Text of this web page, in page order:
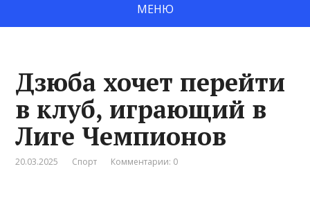
МЕНЮ
Дзюба хочет перейти
в клуб, играющий в
Лиге Чемпионов
20.03.2025 Спорт Комментарии: 0